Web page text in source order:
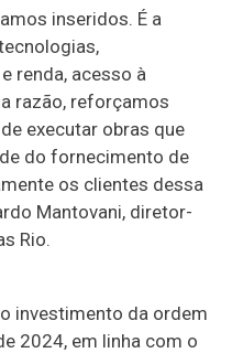
inseridos. É a
renda, acesso à
razão, reforçamos
executar obras que
do fornecimento de
os clientes dessa
Mantovani, diretor-
Rio.
investimento da ordem
2024, em linha com o